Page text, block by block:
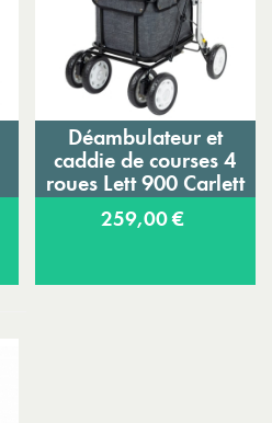
Déambulateur et
caddie de courses 4
roues Lett 900 Carlett
259,00 €